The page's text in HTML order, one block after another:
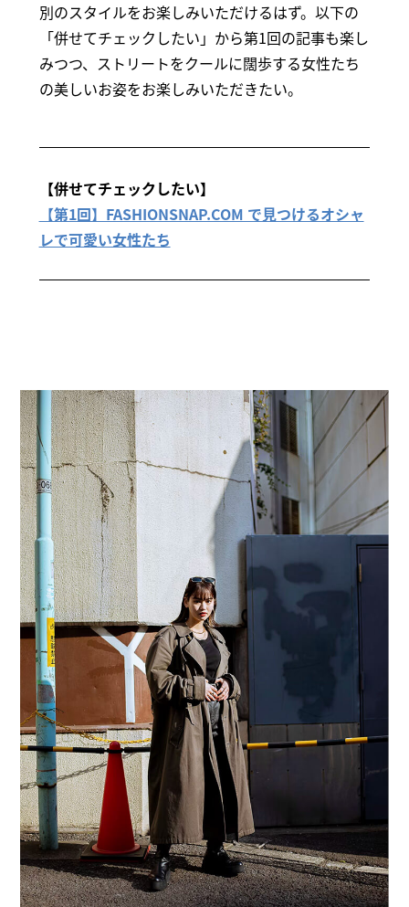
別のスタイルをお楽しみいただけるはず。以下の
「併せてチェックしたい」から第1回の記事も楽し
みつつ、ストリートをクールに闊歩する女性たち
の美しいお姿をお楽しみいただきたい。
【併せてチェックしたい】
【第1回】FASHIONSNAP.COM で見つけるオシャ
レで可愛い女性たち